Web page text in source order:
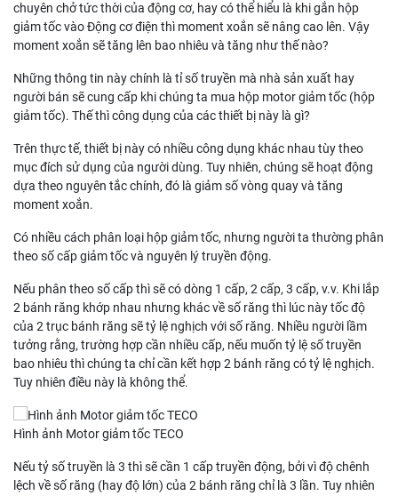
chuyên chở tức thời của động cơ, hay có thể hiểu là khi gắn hộp
giảm tốc vào Động cơ điện thì moment xoắn sẽ nâng cao lên. Vậy
moment xoắn sẽ tăng lên bao nhiêu và tăng như thế nào?
Những thông tin này chính là tỉ số truyền mà nhà sản xuất hay
người bán sẽ cung cấp khi chúng ta mua hộp motor giảm tốc (hộp
giảm tốc). Thế thì công dụng của các thiết bị này là gì?
Trên thực tế, thiết bị này có nhiều công dụng khác nhau tùy theo
mục đích sử dụng của người dùng. Tuy nhiên, chúng sẽ hoạt động
dựa theo nguyên tắc chính, đó là giảm số vòng quay và tăng
moment xoắn.
Có nhiều cách phân loại hộp giảm tốc, nhưng người ta thường phân
theo số cấp giảm tốc và nguyên lý truyền động.
Nếu phân theo số cấp thì sẽ có dòng 1 cấp, 2 cấp, 3 cấp, v.v. Khi lắp
2 bánh răng khớp nhau nhưng khác về số răng thì lúc này tốc độ
của 2 trục bánh răng sẽ tỷ lệ nghịch với số răng. Nhiều người lầm
tưởng rằng, trường hợp cần nhiều cấp, nếu muốn tỷ lệ số truyền
bao nhiêu thì chúng ta chỉ cần kết hợp 2 bánh răng có tỷ lệ nghịch.
Tuy nhiên điều này là không thể.
Hình ảnh Motor giảm tốc TECO
Nếu tỷ số truyền là 3 thì sẽ cần 1 cấp truyền động, bởi vì độ chênh
lệch về số răng (hay độ lớn) của 2 bánh răng chỉ là 3 lần. Tuy nhiên